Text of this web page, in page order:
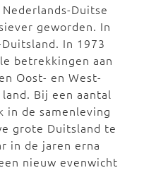
Duitse
geworden. In
In 1973
betrekkingen aan
Oost- en West-
Bij een aantal
in de samenleving
grote Duitsland te
in de jaren erna
nieuw evenwicht